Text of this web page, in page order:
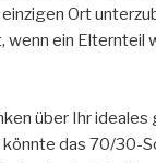
Ort
wenn ein Elternteil
über Ihr
könnte das 70/30-